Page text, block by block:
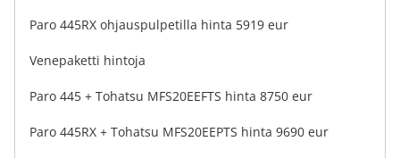
Paro 445RX ohjauspulpetilla hinta 5919 eur
Venepaketti hintoja
Paro 445 + Tohatsu MFS20EEFTS hinta 8750 eur
Paro 445RX + Tohatsu MFS20EEPTS hinta 9690 eur